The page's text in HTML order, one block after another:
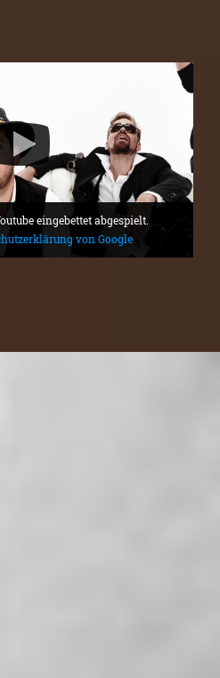
eingebettet abgespielt.
von Google